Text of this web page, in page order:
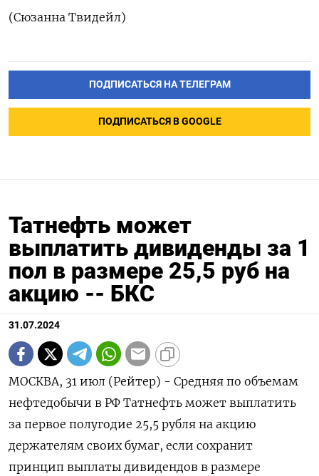
(Сюзанна Твидейл)
ПОДПИСАТЬСЯ НА ТЕЛЕГРАМ
ПОДПИСАТЬСЯ В GOOGLE
Татнефть может
выплатить дивиденды за 1
пол в размере 25,5 руб на
акцию -- БКС
31.07.2024
МОСКВА, 31 июл (Рейтер) - Средняя по объемам
нефтедобычи в РФ Татнефть может выплатить
за первое полугодие 25,5 рубля на акцию
держателям своих бумаг, если сохранит
принцип выплаты дивидендов в размере